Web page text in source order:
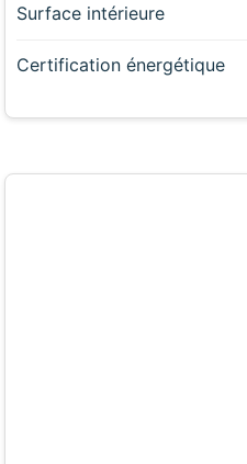
Surface intérieure
Certification énergétique